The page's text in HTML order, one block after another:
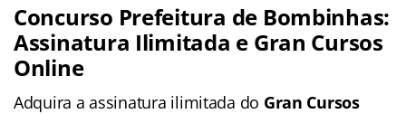
Concurso Prefeitura de Bombinhas:
Assinatura Ilimitada e Gran Cursos
Online
Adquira a assinatura ilimitada do Gran Cursos